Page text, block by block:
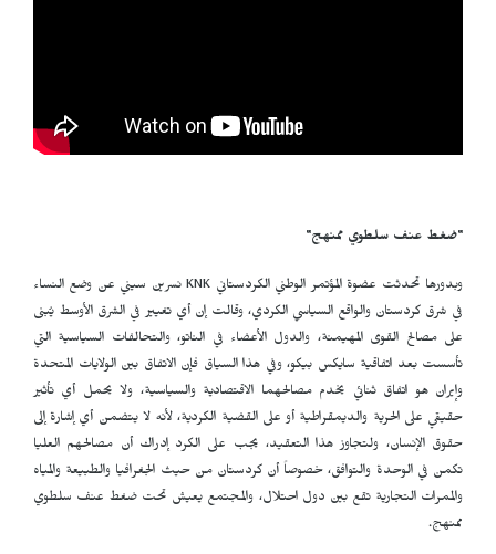
"ضغط عنف سلطوي ممنهج"
وبدورها تحدثت عضوة المؤتمر الوطني الكردستاني KNKنسرين سيني عن وضع النساء
في شرق كردستان والواقع السياسي الكردي، وقالت إن أي تغيير في الشرق الأوسط يُبنى
على مصالح القوى المهيمنة، والدول الأعضاء في الناتو، والتحالفات السياسية التي
تأسست بعد اتفاقية سايكس بيكو، وفي هذا السياق فإن الاتفاق بين الولايات المتحدة
وإيران هو اتفاق ثنائي يخدم مصالحهما الاقتصادية والسياسية، ولا يحمل أي تأثير
حقيقي على الحرية والديمقراطية أو على القضية الكردية، لأنه لا يتضمن أي إشارة إلى
حقوق الإنسان، ولتجاوز هذا التعقيد، يجب على الكرد إدراك أن مصالحهم العليا
تكمن في الوحدة والتوافق، خصوصاً أن كردستان من حيث الجغرافيا والطبيعة والمياه
والممرات التجارية تقع بين دول احتلال، والمجتمع يعيش تحت ضغط عنف سلطوي
ممنهج.